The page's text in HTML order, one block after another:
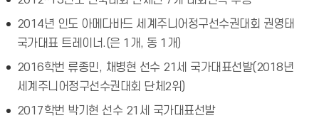
2014년 인도 아메다바드 세계주니어정구선수권대회 권영태
국가대표 트레이너.(은 1개, 동 1개)
2016학번 류종민, 채병현 선수 21세 국가대표선발(2018년
세계주니어정구선수권대회 단체2위)
2017학번 박기현 선수 21세 국가대표선발